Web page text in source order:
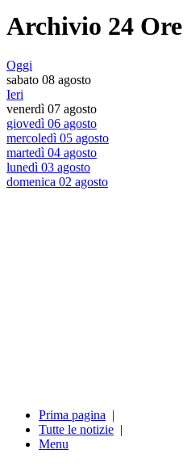
Archivio 24 Ore
Oggi
sabato 08 agosto
Ieri
venerdì 07 agosto
giovedì 06 agosto
mercoledì 05 agosto
martedì 04 agosto
lunedì 03 agosto
domenica 02 agosto
Prima pagina |
Tutte le notizie |
Menu